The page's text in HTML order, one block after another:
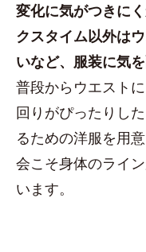
変化に気がつきに
クスタイム以外は
いなど、服装に気
普段からウエスト
回りがぴったりし
るための洋服を用
会こそ身体のライ
います。